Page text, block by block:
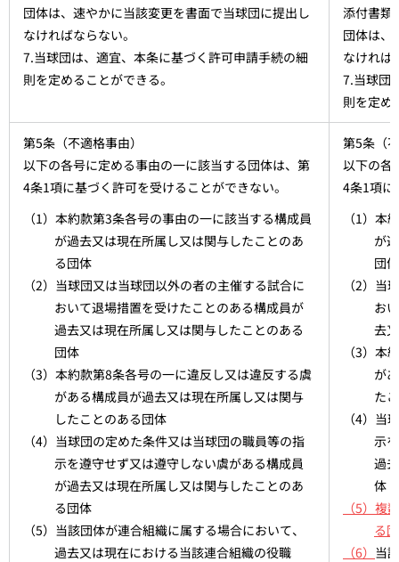
団体は、速やかに当該変更を書面で当球団に提出し
なければならない。
7.当球団は、適宜、本条に基づく許可申請手続の細
則を定めることができる。
添付書類
団体は、
なければ
7.当球団
則を定め
第5条（不適格事由）
以下の各号に定める事由の一に該当する団体は、第
4条1項に基づく許可を受けることができない。
（1）本約款第3条各号の事由の一に該当する構成員
が過去又は現在所属し又は関与したことのあ
る団体
（2）当球団又は当球団以外の者の主催する試合に
おいて退場措置を受けたことのある構成員が
過去又は現在所属し又は関与したことのある
団体
（3）本約款第8条各号の一に違反し又は違反する虞
がある構成員が過去又は現在所属し又は関与
したことのある団体
（4）当球団の定めた条件又は当球団の職員等の指
示を遵守せず又は遵守しない虞がある構成員
が過去又は現在所属し又は関与したことのあ
る団体
（5）当該団体が連合組織に属する場合において、
過去又は現在における当該連合組織の役職
第5条（
以下の各
4条1項に
（1）本
が
団体
（2）当
お
去
（3）本
が
た
（4）当
示
過
体
（5）複
る
（6） 当